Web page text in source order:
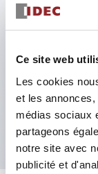
Ce site web
Les cookies
et les
médias sociaux
partageons
notre site avec
publicité et
Haute
Choix de
Options
bouton de
Options de
socle DIN ou